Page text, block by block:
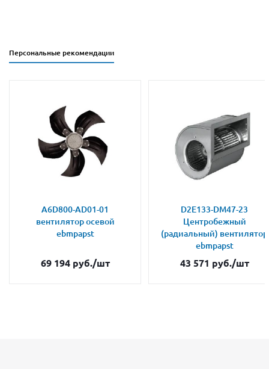
Персональные рекомендации
A6D800-AD01-01
вентилятор осевой
ebmpapst
69 194руб./шт
D2E133-DM47-23
Центробежный
(радиальный) вентилятор
ebmpapst
43 571 руб./шт